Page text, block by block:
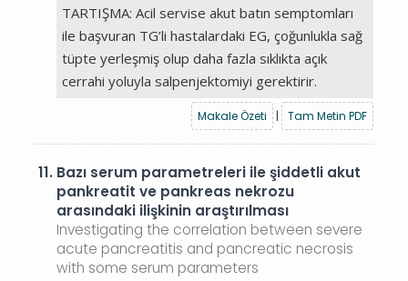
TARTIŞMA: Acil servise akut batın semptomları
ile başvuran TG’li hastalardaki EG, çoğunlukla sağ
tüpte yerleşmiş olup daha fazla sıklıkta açık
cerrahi yoluyla salpenjektomiyi gerektirir.
Makale Özeti | Tam Metin PDF
11. Bazı serum parametreleri ile şiddetli akut
pankreatit ve pankreas nekrozu
arasındaki ilişkinin araştırılması
Investigating the correlation between severe
acute pancreatitis and pancreatic necrosis
with some serum parameters